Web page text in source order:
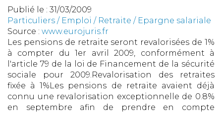
Publié le : 31/03/2009
Particuliers / Emploi / Retraite / Epargne salariale
Source : www.eurojuris.fr
Les pensions de retraite seront revalorisées de 1%
à compter du 1er avril 2009, conformément à
l'article 79 de la loi de Financement de la sécurité
sociale pour 2009.Revalorisation des retraites
fixée à 1%Les pensions de retraite avaient déjà
connu une revalorisation exceptionnelle de 0.8%
en septembre afin de prendre en compte